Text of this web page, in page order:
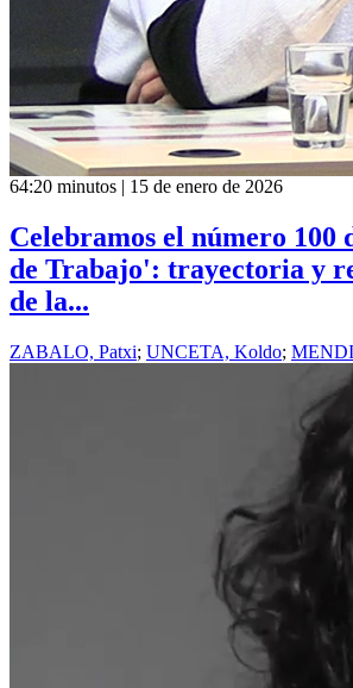
64:20 minutos | 15 de enero de 2026
Celebramos el número 100
de Trabajo': trayectoria y
de la...
ZABALO, Patxi; UNCETA, Koldo;